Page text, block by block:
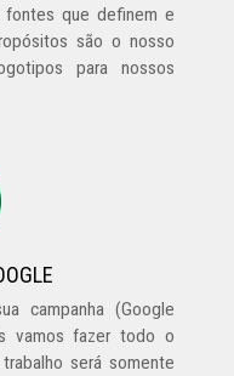
fontes que definem e
são o nosso
para nossos
campanha (Google
vamos fazer todo o
será somente